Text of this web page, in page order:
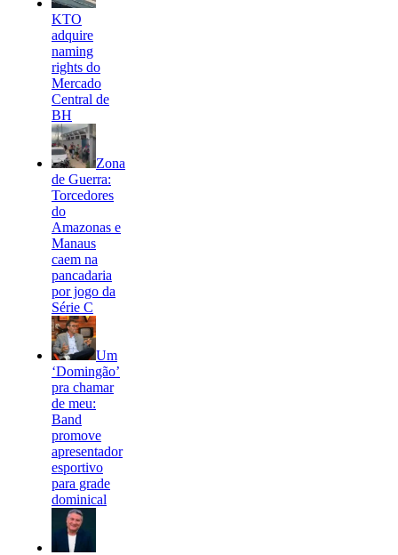
KTO
adquire
naming
rights do
Mercado
Central de
BH
Zona
de Guerra:
Torcedores
do
Amazonas e
Manaus
caem na
pancadaria
por jogo da
Série C
Um
‘Domingão’
pra chamar
de meu:
Band
promove
apresentador
esportivo
para grade
dominical